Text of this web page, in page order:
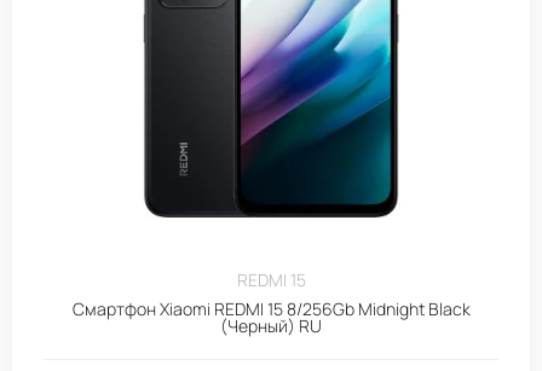
REDMI 15
Смартфон Xiaomi REDMI 15 8/256Gb Midnight Black
(Черный) RU